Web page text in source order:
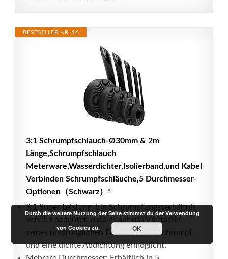
BESTSELLER NR. 16
3:1 Schrumpfschlauch-Ø30mm & 2m
Länge,Schrumpfschlauch
Meterware,Wasserdichter,Isolierband,und Kabel
Verbinden Schrumpfschläuche,5 Durchmesser-
Optionen（Schwarz）*
3:1 Super Leistung: Ein Schrumpfungsverhältnis
von 3:1 bedeutet, dass es auf das Vierfache
seines ursprünglichen Durchmessers schrumpft
und eine dichte Abdichtung ermöglicht.
Durch die weitere Nutzung der Seite stimmst du der Verwendung
von Cookies zu.
OK